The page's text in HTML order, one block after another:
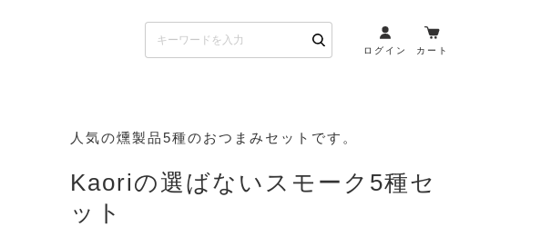
Kaoriセレクト
ワイン・スパークリング
ログイン カート
人気の燻製品5種のおつまみセットです。
Kaoriの選ばないスモーク5種セ
ット